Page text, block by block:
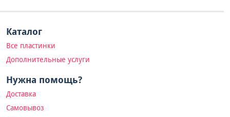
Каталог
Все пластинки
Дополнительные услуги
Нужна помощь?
Доставка
Самовывоз